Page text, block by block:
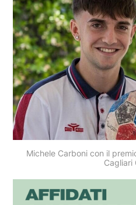
Michele Carboni con il
Cagliari